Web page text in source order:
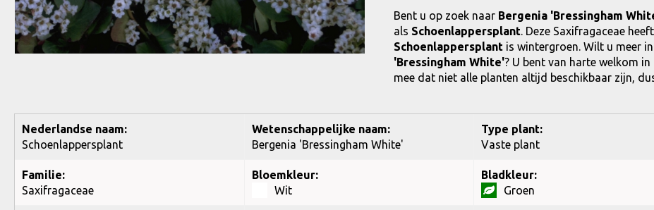
Bent u op zoek naar Bergenia 'Bressingham
als Schoenlappersplant. Deze Saxifragaceae
Schoenlappersplant is wintergroen. Wilt u meer
'Bressingham White'? U bent van harte welkom
mee dat niet alle planten altijd beschikbaar zijn,
Nederlandse naam:
Schoenlappersplant
Wetenschappelijke naam:
Bergenia 'Bressingham White'
Type plant:
Vaste plant
Familie:
Saxifragaceae
Bloemkleur:
Wit
Bladkleur:
Groen